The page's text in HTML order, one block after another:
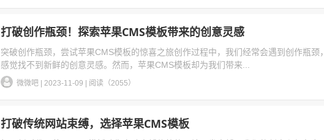
打破创作瓶颈！探索苹果CMS模板带来的创意灵感
突破创作瓶颈，尝试苹果CMS模板的惊喜之旅创作过程中，我们经常会遇到创作瓶颈，
感觉找不到新鲜的创意灵感。然而，苹果CMS模板却为我们带来...
微微吧 2023-11-09 阅读（2055）
打破传统网站束缚，选择苹果CMS模板